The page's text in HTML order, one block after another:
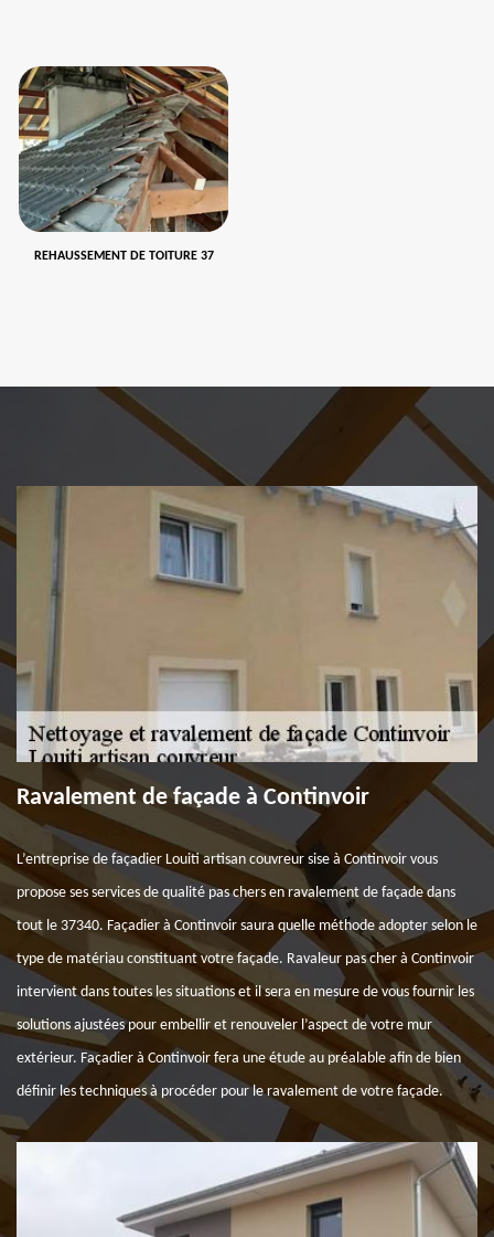
REHAUSSEMENT DE TOITURE 37
Ravalement de façade à Continvoir
L’entreprise de façadier Louiti artisan couvreur sise à Continvoir vous
propose ses services de qualité pas chers en ravalement de façade dans
tout le 37340. Façadier à Continvoir saura quelle méthode adopter selon le
type de matériau constituant votre façade. Ravaleur pas cher à Continvoir
intervient dans toutes les situations et il sera en mesure de vous fournir les
solutions ajustées pour embellir et renouveler l’aspect de votre mur
extérieur. Façadier à Continvoir fera une étude au préalable afin de bien
définir les techniques à procéder pour le ravalement de votre façade.